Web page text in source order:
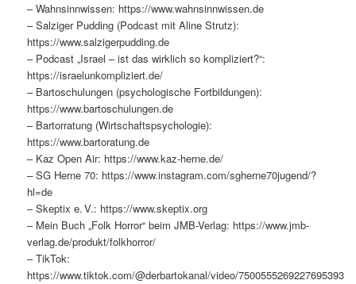
– Wahnsinnwissen: https://www.wahnsinnwissen.de
– Salziger Pudding (Podcast mit Aline Strutz):
https://www.salzigerpudding.de
– Podcast „Israel – ist das wirklich so kompliziert?“:
https://israelunkompliziert.de/
– Bartoschulungen (psychologische Fortbildungen):
https://www.bartoschulungen.de
– Bartorratung (Wirtschaftspsychologie):
https://www.bartoratung.de
– Kaz Open Air: https://www.kaz-herne.de/
– SG Herne 70: https://www.instagram.com/sgherne70jugend/?
hl=de
– Skeptix e. V.: https://www.skeptix.org
– Mein Buch „Folk Horror“ beim JMB-Verlag: https://www.jmb-
verlag.de/produkt/folkhorror/
– TikTok:
https://www.tiktok.com/@derbartokanal/video/7500555269227695393